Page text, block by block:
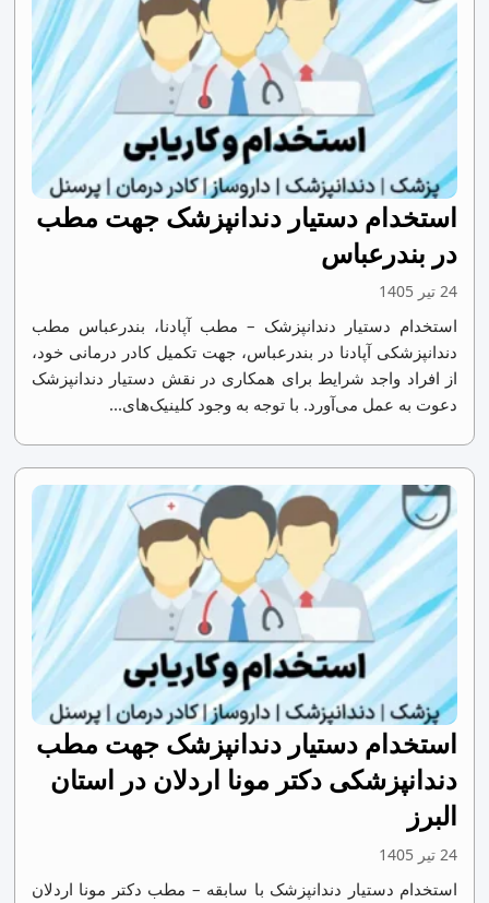
استخدام دستیار دندانپزشک جهت مطب
در بندرعباس
24 تیر 1405
استخدام دستیار دندانپزشک – مطب آپادنا، بندرعباس مطب
دندانپزشکی آپادنا در بندرعباس، جهت تکمیل کادر درمانی خود،
از افراد واجد شرایط برای همکاری در نقش دستیار دندانپزشک
دعوت به عمل می‌آورد. با توجه به وجود کلینیک‌های...
استخدام دستیار دندانپزشک جهت مطب
دندانپزشکی دکتر مونا اردلان در استان
البرز
24 تیر 1405
استخدام دستیار دندانپزشک با سابقه – مطب دکتر مونا اردلان